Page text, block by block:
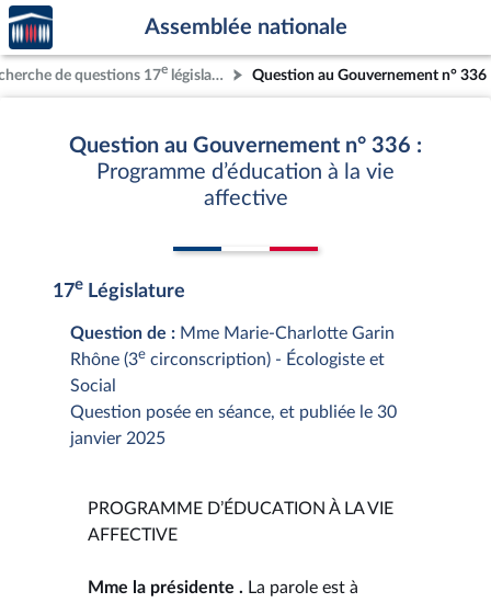
Aller au contenu
Aller en bas de la page
Accèder
à la
page
d'accueil
Assemblée nationale
de questions 17e législature Question au Gouvernement n° 336
Question au Gouvernement n° 336 :
Programme d’éducation à la vie
affective
17e Législature
Question de : Mme Marie-Charlotte Garin
Rhône (3e circonscription) - Écologiste et
Social
Question posée en séance, et publiée le 30
janvier 2025
PROGRAMME D’ÉDUCATION À LA VIE
AFFECTIVE
Mme la présidente . La parole est à